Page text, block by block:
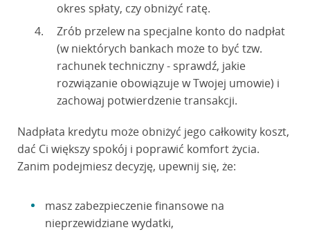
okres spłaty, czy obniżyć ratę.
Zrób przelew na specjalne konto do nadpłat
(w niektórych bankach może to być tzw.
rachunek techniczny - sprawdź, jakie
rozwiązanie obowiązuje w Twojej umowie) i
zachowaj potwierdzenie transakcji.
Nadpłata kredytu może obniżyć jego całkowity koszt,
dać Ci większy spokój i poprawić komfort życia.
Zanim podejmiesz decyzję, upewnij się, że:
masz zabezpieczenie finansowe na
nieprzewidziane wydatki,